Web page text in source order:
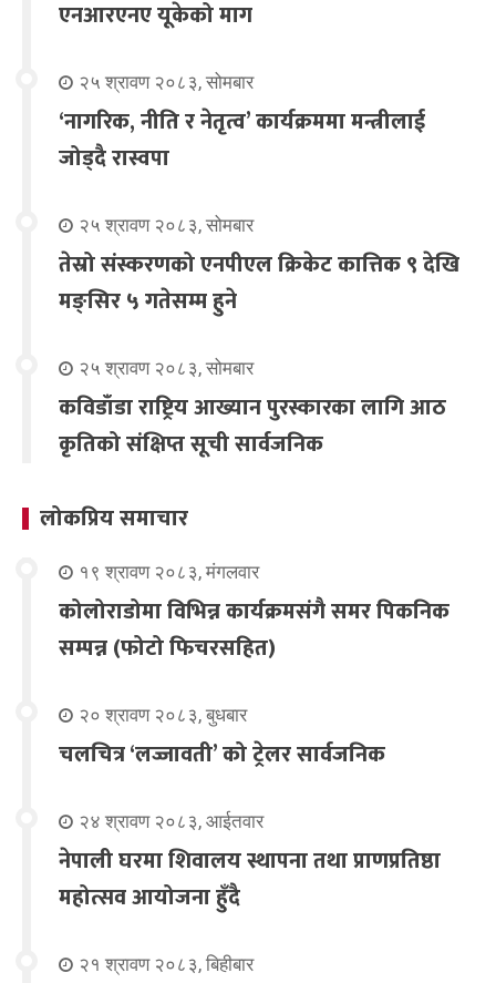
एनआरएनए यूकेको माग
२५ श्रावण २०८३, सोमबार
‘नागरिक, नीति र नेतृत्व’ कार्यक्रममा मन्त्रीलाई
जोड्दै रास्वपा
२५ श्रावण २०८३, सोमबार
तेस्रो संस्करणको एनपीएल क्रिकेट कात्तिक ९ देखि
मङ्सिर ५ गतेसम्म हुने
२५ श्रावण २०८३, सोमबार
कविडाँडा राष्ट्रिय आख्यान पुरस्कारका लागि आठ
कृतिको संक्षिप्त सूची सार्वजनिक
लोकप्रिय समाचार
१९ श्रावण २०८३, मंगलवार
कोलोराडोमा विभिन्न कार्यक्रमसंगै समर पिकनिक
सम्पन्न (फोटो फिचरसहित)
२० श्रावण २०८३, बुधबार
चलचित्र ‘लज्जावती’ को ट्रेलर सार्वजनिक
२४ श्रावण २०८३, आईतवार
नेपाली घरमा शिवालय स्थापना तथा प्राणप्रतिष्ठा
महोत्सव आयोजना हुँदै
२१ श्रावण २०८३, बिहीबार